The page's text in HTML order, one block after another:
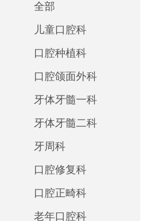
全部
儿童口腔科
口腔种植科
口腔颌面外科
牙体牙髓一科
牙体牙髓二科
牙周科
口腔修复科
口腔正畸科
老年口腔科